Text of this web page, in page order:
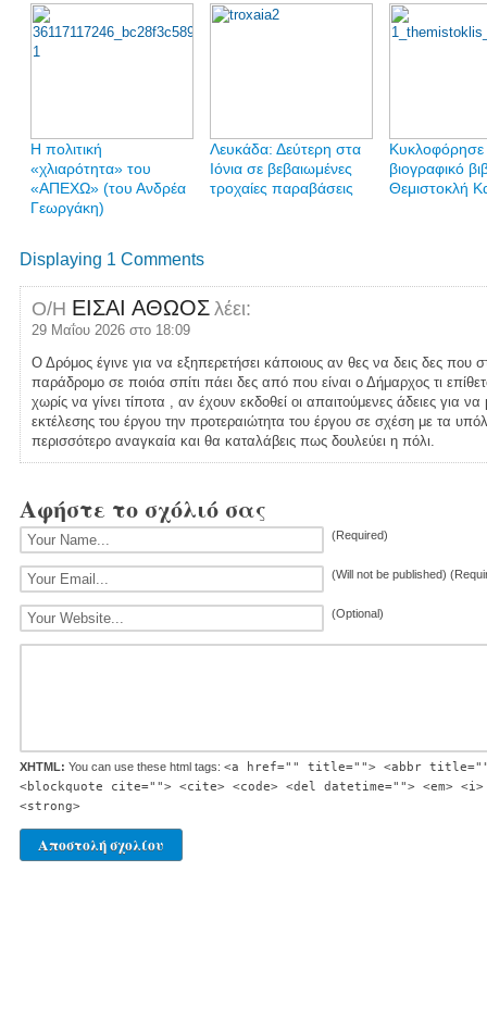
H πολιτική
«χλιαρότητα» του
«AΠΕΧΩ» (του Ανδρέα
Γεωργάκη)
Λευκάδα: Δεύτερη στα
Ιόνια σε βεβαιωμένες
τροχαίες παραβάσεις
Κυκλοφόρησε
βιογραφικό
Θεμιστοκλή
Displaying 1 Comments
Ο/Η ΕΙΣΑΙ ΑΘΩΟΣ λέει:
29 Μαΐου 2026 στο 18:09
Ο Δρόμος έγινε για να εξηπερετήσει κάποιους αν θες να δεις δες που
παράδρομο σε ποιόα σπίτι πάει δες από που είναι ο Δήμαρχος τι
χωρίς να γίνει τίποτα , αν έχουν εκδοθεί οι απαιτούμενες άδειες για
εκτέλεσης του έργου την προτεραιώτητα του έργου σε σχέση με τα
περισσότερο αναγκαία και θα καταλάβεις πως δουλεύει η πόλι.
Αφήστε το σχόλιό σας
(Required)
(Will not be published)
(Optional)
XHTML: You can use these html tags: <a href="" title=""> <abbr
<blockquote cite=""> <cite> <code> <del datetime=""> <em>
<strong>